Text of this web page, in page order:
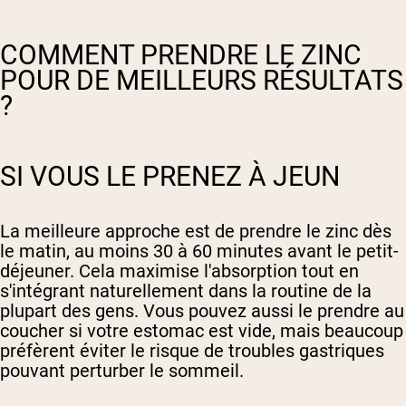
COMMENT PRENDRE LE ZINC
POUR DE MEILLEURS RÉSULTATS
?
SI VOUS LE PRENEZ À JEUN
La meilleure approche est de prendre le zinc dès
le matin, au moins 30 à 60 minutes avant le petit-
déjeuner. Cela maximise l'absorption tout en
s'intégrant naturellement dans la routine de la
plupart des gens. Vous pouvez aussi le prendre au
coucher si votre estomac est vide, mais beaucoup
préfèrent éviter le risque de troubles gastriques
pouvant perturber le sommeil.